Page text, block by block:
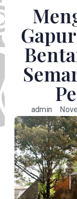
admin